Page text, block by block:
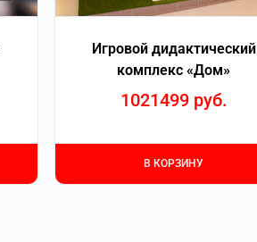
Игровой дидактический
комплекс «Дом»
1021499 руб.
В КОРЗИНУ